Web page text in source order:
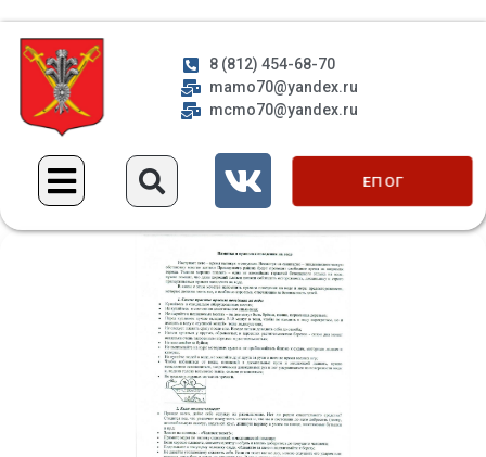
8 (812) 454-68-70
mamo70@yandex.ru
mcmo70@yandex.ru
ЕП ОГ